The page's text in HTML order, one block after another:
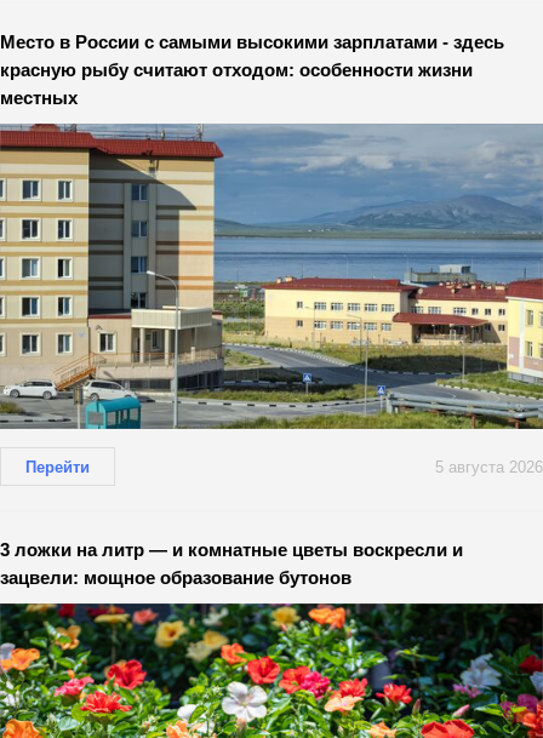
Место в России с самыми высокими зарплатами - здесь
красную рыбу считают отходом: особенности жизни
местных
Перейти 5 августа 2026
3 ложки на литр — и комнатные цветы воскресли и
зацвели: мощное образование бутонов